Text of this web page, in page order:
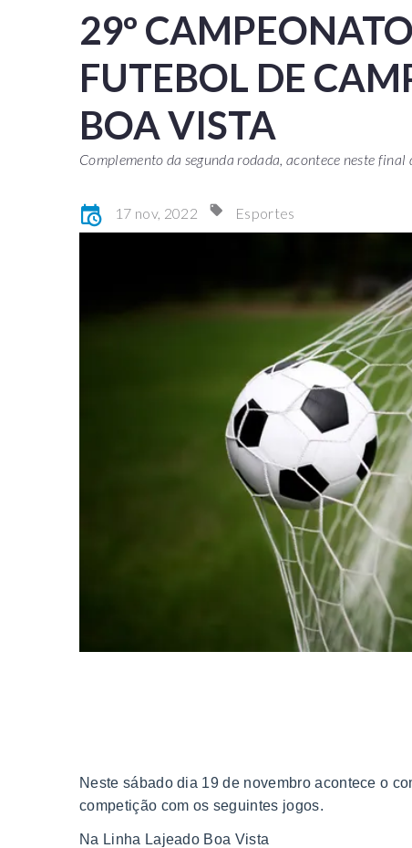
29º
FUTEBOL DE
BOA VISTA
Complemento da segunda rodada, acontece neste final
17 nov, 2022 Esportes
Neste sábado dia 19 de novembro acontece o
competição com os seguintes jogos.
Na Linha Lajeado Boa Vista